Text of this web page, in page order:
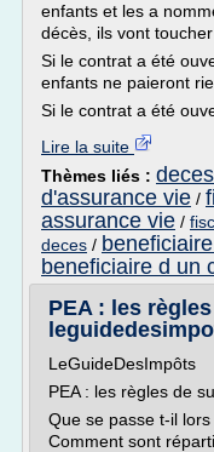
enfants et les a
décès, ils vont
Si le contrat a été
enfants ne paieront
Si le contrat a été
Lire la suite
Thèmes liés :
d'assurance vie /
assurance vie /
deces /
beneficiaire d un
PEA : les
LeGuideDesImpôts
PEA : les règles de
Que se passe t-il
Comment sont